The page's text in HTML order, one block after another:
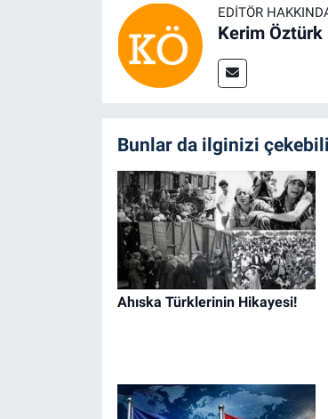
EDITÖR
Kerim Öztürk
Bunlar da ilginizi
Ahıska Türklerinin Hikayesi!